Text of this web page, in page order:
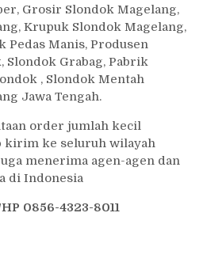
Grosir Slondok Magelang,
Krupuk Slondok Magelang,
Pedas Manis, Produsen
Slondok Grabag, Pabrik
, Slondok Mentah
Jawa Tengah.
order jumlah kecil
kirim ke seluruh wilayah
menerima agen-agen dan
di Indonesia
0856-4323-8011